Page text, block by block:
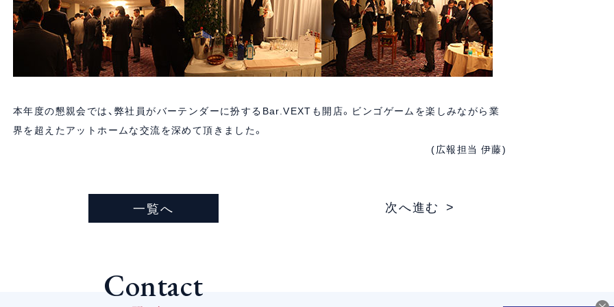
本年度の懇親会では、弊社員がバーテンダーに扮するBar.VEXTも開店。ビンゴゲームを楽しみながら業
界を超えたアットホームな交流を深めて頂きました。
(広報担当 伊藤)
一覧へ 次へ進む
Contact